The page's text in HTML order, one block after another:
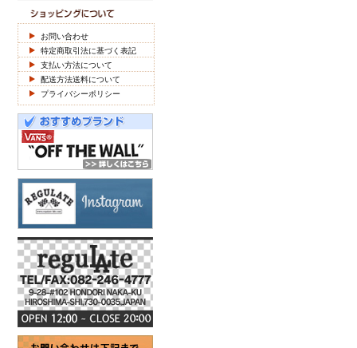
お問い合わせ
特定商取引法に基づく表記
支払い方法について
配送方法送料について
プライバシーポリシー